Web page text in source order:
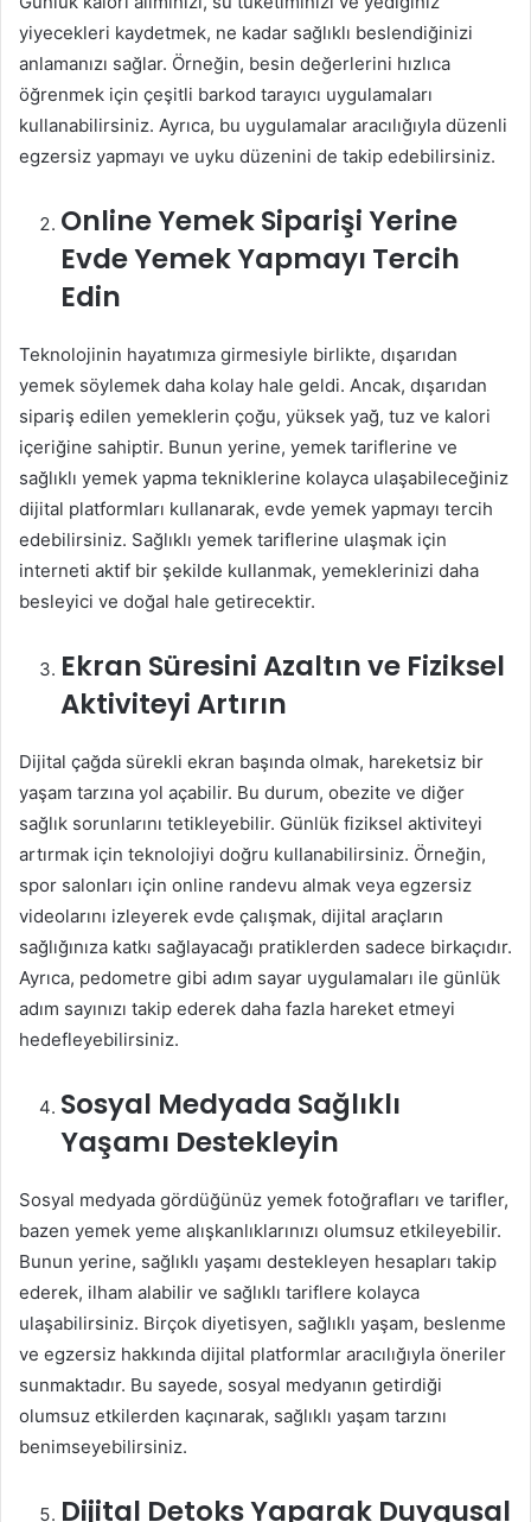
yiyecekleri kaydetmek, ne kadar sağlıklı beslendiğinizi
anlamanızı sağlar. Örneğin, besin değerlerini hızlıca
öğrenmek için çeşitli barkod tarayıcı uygulamaları
kullanabilirsiniz. Ayrıca, bu uygulamalar aracılığıyla düzenli
egzersiz yapmayı ve uyku düzenini de takip edebilirsiniz.
Online Yemek Siparişi Yerine
Evde Yemek Yapmayı Tercih
Edin
Teknolojinin hayatımıza girmesiyle birlikte, dışarıdan
yemek söylemek daha kolay hale geldi. Ancak, dışarıdan
sipariş edilen yemeklerin çoğu, yüksek yağ, tuz ve kalori
içeriğine sahiptir. Bunun yerine, yemek tariflerine ve
sağlıklı yemek yapma tekniklerine kolayca ulaşabileceğiniz
dijital platformları kullanarak, evde yemek yapmayı tercih
edebilirsiniz. Sağlıklı yemek tariflerine ulaşmak için
interneti aktif bir şekilde kullanmak, yemeklerinizi daha
besleyici ve doğal hale getirecektir.
Ekran Süresini Azaltın ve Fiziksel
Aktiviteyi Artırın
Dijital çağda sürekli ekran başında olmak, hareketsiz bir
yaşam tarzına yol açabilir. Bu durum, obezite ve diğer
sağlık sorunlarını tetikleyebilir. Günlük fiziksel aktiviteyi
artırmak için teknolojiyi doğru kullanabilirsiniz. Örneğin,
spor salonları için online randevu almak veya egzersiz
videolarını izleyerek evde çalışmak, dijital araçların
sağlığınıza katkı sağlayacağı pratiklerden sadece birkaçıdır.
Ayrıca, pedometre gibi adım sayar uygulamaları ile günlük
adım sayınızı takip ederek daha fazla hareket etmeyi
hedefleyebilirsiniz.
Sosyal Medyada Sağlıklı
Yaşamı Destekleyin
Sosyal medyada gördüğünüz yemek fotoğrafları ve tarifler,
bazen yemek yeme alışkanlıklarınızı olumsuz etkileyebilir.
Bunun yerine, sağlıklı yaşamı destekleyen hesapları takip
ederek, ilham alabilir ve sağlıklı tariflere kolayca
ulaşabilirsiniz. Birçok diyetisyen, sağlıklı yaşam, beslenme
ve egzersiz hakkında dijital platformlar aracılığıyla öneriler
sunmaktadır. Bu sayede, sosyal medyanın getirdiği
olumsuz etkilerden kaçınarak, sağlıklı yaşam tarzını
benimseyebilirsiniz.
Dijital Detoks Yaparak Duygusal